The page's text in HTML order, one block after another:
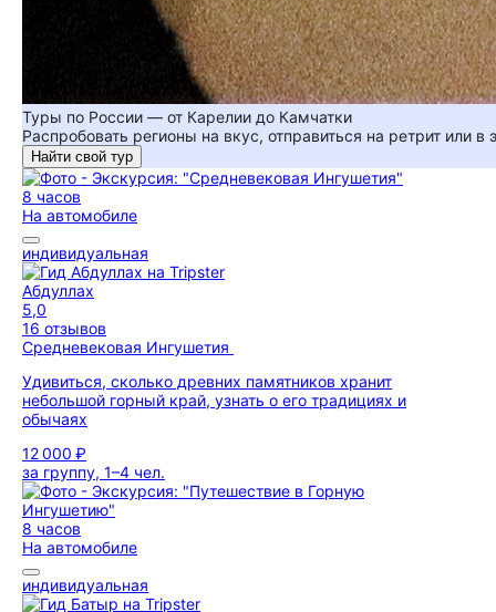
Туры по России — от Карелии до Камчатки
Распробовать регионы на вкус, отправиться на ретрит или в
Найти свой тур
8 часов
На автомобиле
индивидуальная
Абдуллах
5,0
16 отзывов
Средневековая Ингушетия
Удивиться, сколько древних памятников хранит
небольшой горный край, узнать о его традициях и
обычаях
12 000 ₽
за группу, 1–4 чел.
8 часов
На автомобиле
индивидуальная